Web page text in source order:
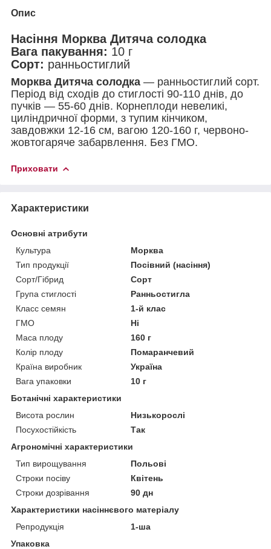
Опис
Насіння Морква Дитяча солодка
Вага пакування: 10 г
Сорт: ранньостиглий
Морква Дитяча солодка — ранньостиглий сорт.
Період від сходів до стиглості 90-110 днів, до
пучків — 55-60 днів. Корнеплоди невеликі,
циліндричної форми, з тупим кінчиком,
завдовжки 12-16 см, вагою 120-160 г, червоно-
жовтогаряче забарвлення. Без ГМО.
Приховати
Характеристики
Основні атрибути
Культура
Морква
Тип продукції
Посівний (насіння)
Сорт/Гібрид
Сорт
Група стиглості
Ранньостигла
Класс семян
1-й клас
ГМО
Ні
Маса плоду
160 г
Колір плоду
Помаранчевий
Країна виробник
Україна
Вага упаковки
10 г
Ботанічні характеристики
Висота рослин
Низькорослі
Посухостійкість
Так
Агрономічні характеристики
Тип вирощування
Польові
Строки посіву
Квітень
Строки дозрівання
90 дн
Характеристики насіннєвого матеріалу
Репродукція
1-ша
Упаковка